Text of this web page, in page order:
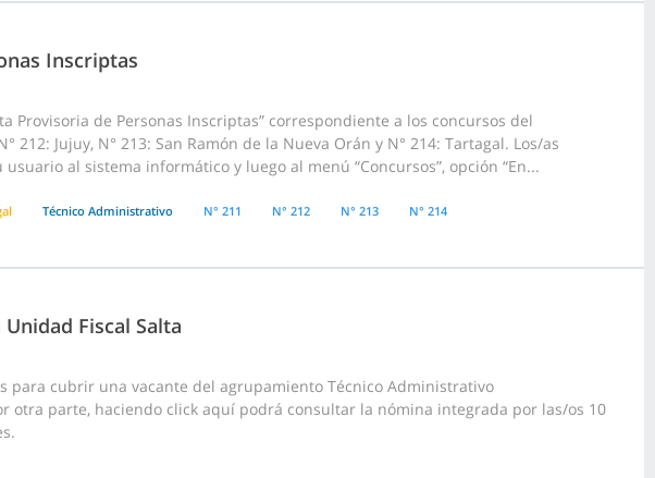
Inscriptas
Provisoria de Personas Inscriptas” correspondiente a los concursos del
Jujuy, N° 213: San Ramón de la Nueva Orán y N° 214: Tartagal. Los/as
al sistema informático y luego al menú “Concursos”, opción “En...
Técnico Administrativo N° 211 N° 212 N° 213 N° 214
Fiscal Salta
para cubrir una vacante del agrupamiento Técnico Administrativo
otra parte, haciendo click aquí podrá consultar la nómina integrada por las/os 10